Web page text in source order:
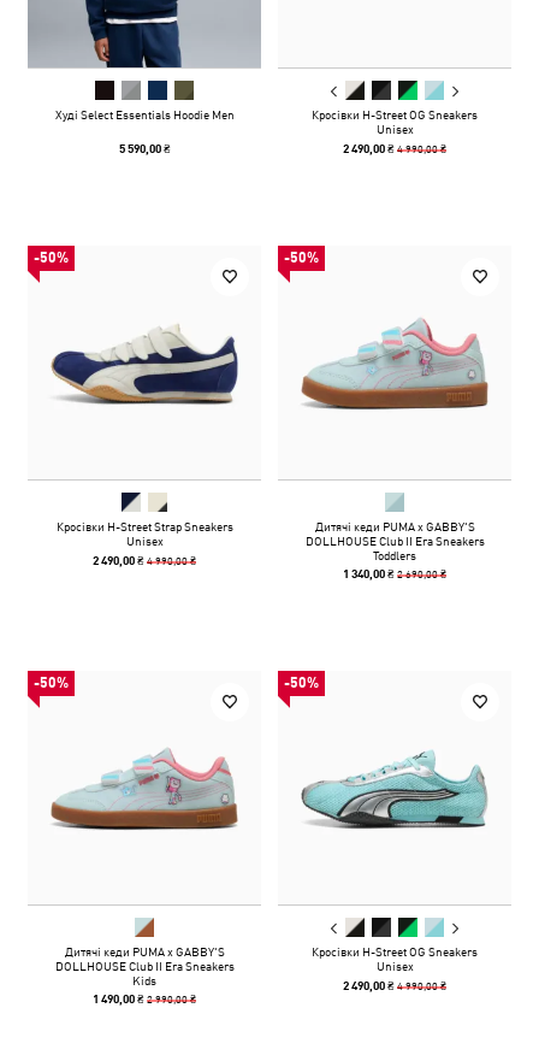
Худі Select Essentials Hoodie Men
5 590,00 ₴
Кросівки H-Street OG Sneakers
Unisex
2 490,00 ₴4 990,00 ₴
-50%
Кросівки H-Street Strap Sneakers
Unisex
2 490,00 ₴4 990,00 ₴
-50%
Дитячі кеди PUMA x GABBY'S
DOLLHOUSE Club II Era Sneakers
Toddlers
1 340,00 ₴2 690,00 ₴
-50%
Дитячі кеди PUMA x GABBY'S
DOLLHOUSE Club II Era Sneakers
Kids
1 490,00 ₴2 990,00 ₴
-50%
Кросівки H-Street OG Sneakers
Unisex
2 490,00 ₴4 990,00 ₴